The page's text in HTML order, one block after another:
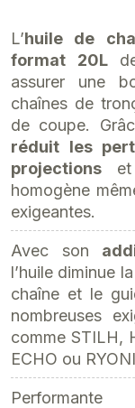
L’huile de
format 20Lde
assurer une
chaînes de
de coupe.
réduit les
projections et
homogène
exigeantes.
Avec son
l’huile diminue
chaîne et le
nombreuses
comme STILH,
ECHO ou